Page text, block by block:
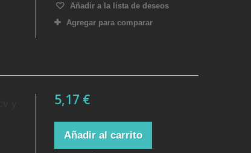
Añadir a la lista de deseos
Agregar para comparar
5,17 €
Añadir al carrito